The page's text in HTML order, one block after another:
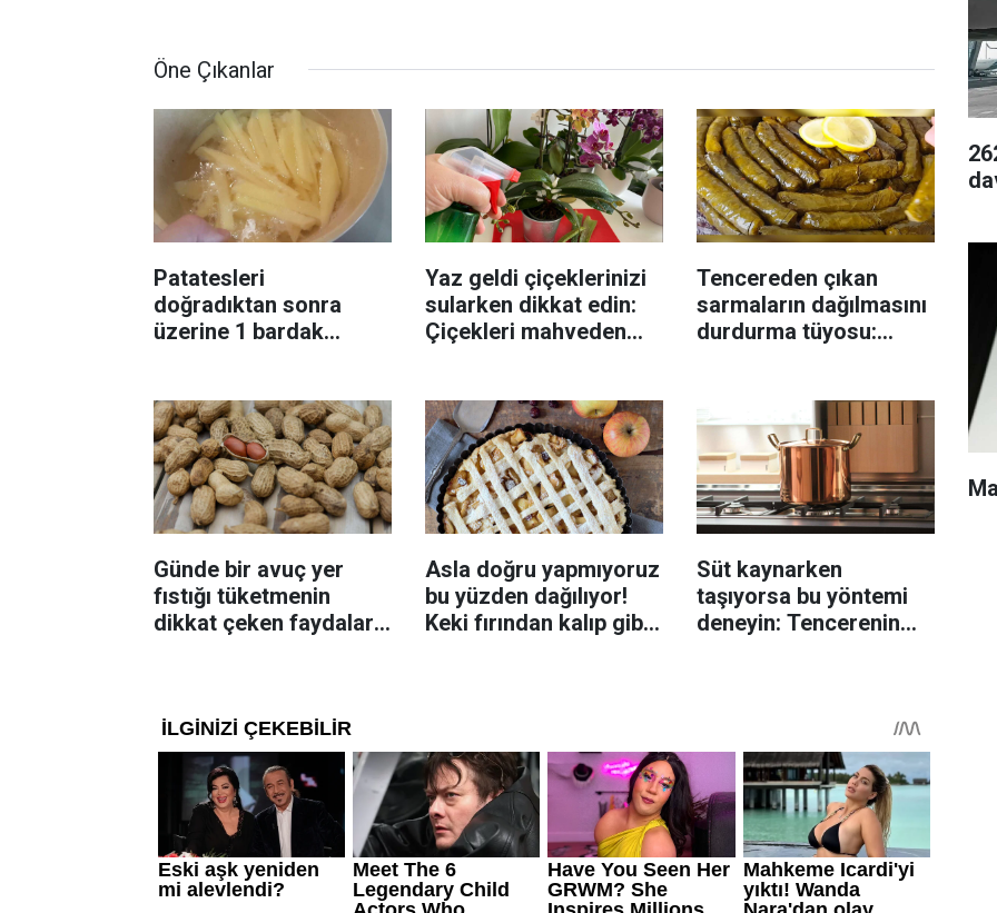
Öne Çıkanlar
Patatesleri
doğradıktan sonra
üzerine 1 bardak
Yaz geldi çiçeklerinizi
sularken dikkat edin:
Çiçekleri mahveden
Tencereden çıkan
sarmaların dağılmasını
durdurma tüyosu:
Günde bir avuç yer
fıstığı tüketmenin
dikkat çeken faydaları:
Asla doğru yapmıyoruz
bu yüzden dağılıyor!
Keki fırından kalıp gibi
Süt kaynarken
taşıyorsa bu yöntemi
deneyin: Tencerenin